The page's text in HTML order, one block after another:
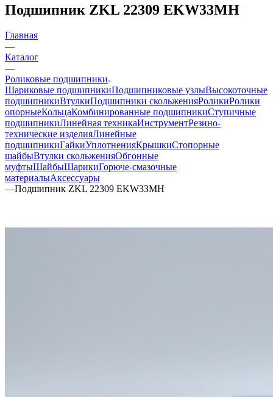
Подшипник ZKL 22309 EKW33MH
Главная
—
Каталог
—
Роликовые подшипники
Шариковые подшипникиПодшипниковые узлыВысокоточные
подшипникиВтулкиПодшипники скольженияРоликиРолики
опорныеКольцаКомбинированные подшипникиСтупичные
подшипникиЛинейная техникаИнструментРезино-
технические изделияЛинейные
подшипникиГайкиУплотненияКрышкиСтопорные
шайбыВтулки скольженияОбгонные
муфтыШайбыШарикиГорюче-смазочные
материалыАксессуары
—Подшипник ZKL 22309 EKW33MH